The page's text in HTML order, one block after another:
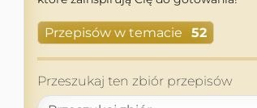
Przepisów w temacie 52
Przeszukaj ten zbiór przepisów